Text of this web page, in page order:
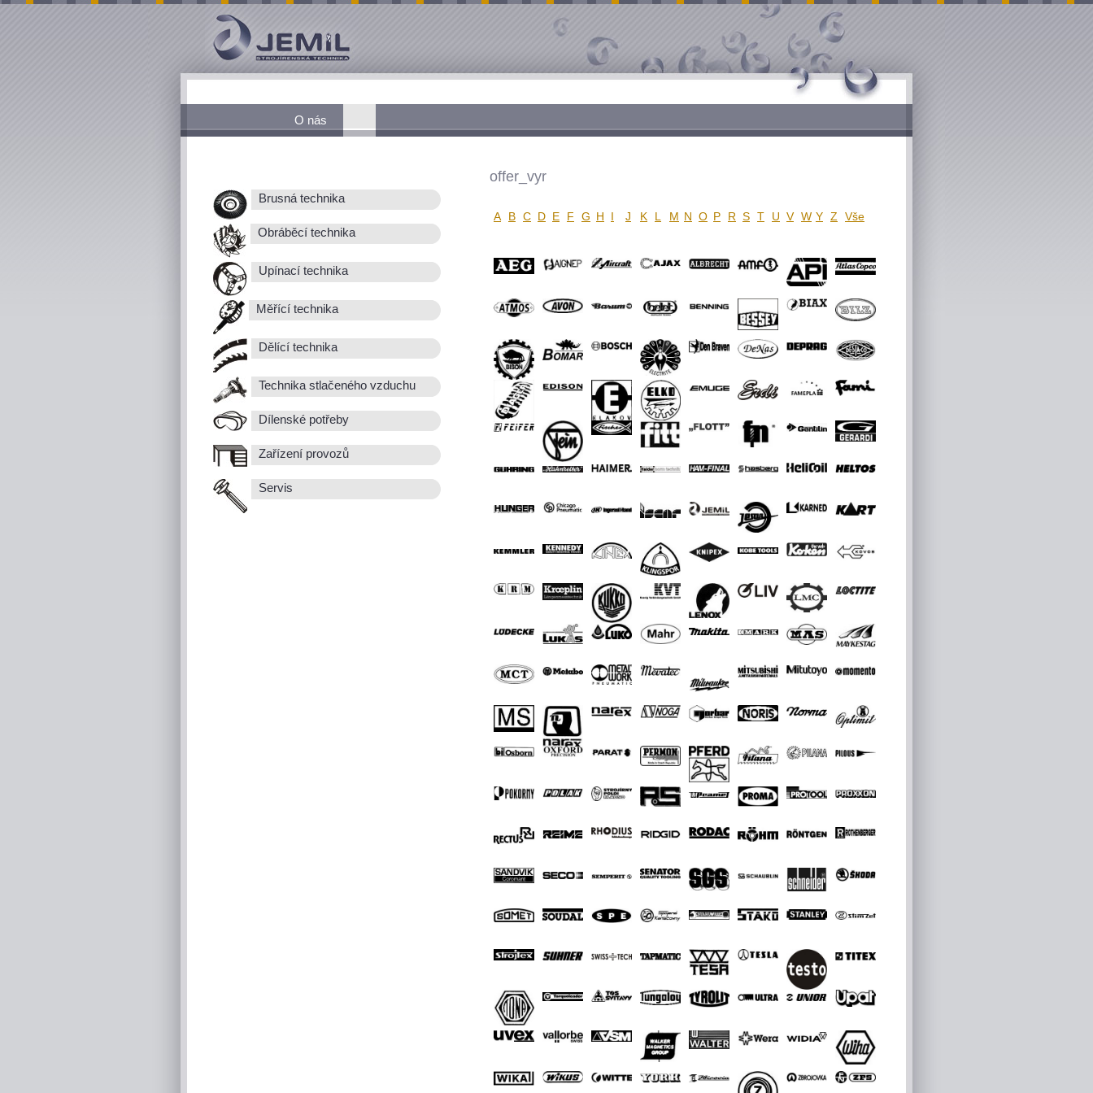
O nás
Brusná technika
Obráběcí technika
Upínací technika
Měřící technika
Dělící technika
Technika stlačeného vzduchu
Dílenské potřeby
Zařízení provozů
Servis
offer_vyr
A B C D E F G H I J K L M N O P R S T U V W Y Z Vše